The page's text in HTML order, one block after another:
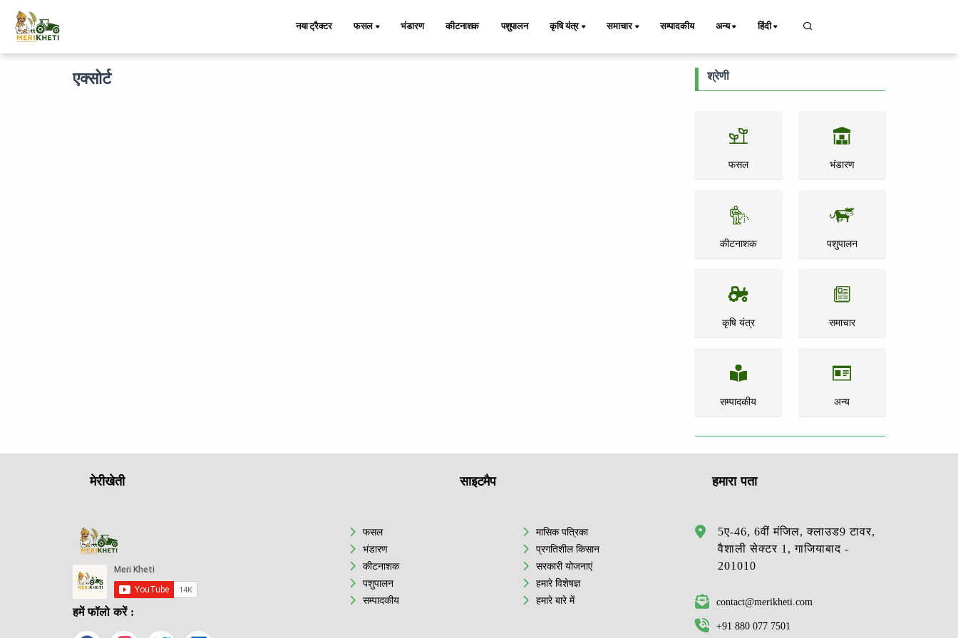
नया ट्रैक्टर फसल भंडारण कीटनाशक पशुपालन कृषि यंत्र समाचार सम्पादकीय अन्य हिंदी
एक्सोर्ट श्रेणी
फसल भंडारण
कीटनाशक पशुपालन
कृषि यंत्र समाचार
सम्पादकीय अन्य
मेरीखेती
हमें फॉलो करें :
साइटमैप
फसल
भंडारण
कीटनाशक
पशुपालन
सम्पादकीय
मासिक पत्रिका
प्रगतिशील किसान
सरकारी योजनाएं
हमारे विशेषज्ञ
हमारे बारे में
हमारा पता
5ए-46, 6वीं मंजिल, क्लाउड9 टावर,
वैशाली सेक्टर 1, गाजियाबाद -
201010
contact@merikheti.com
+91 880 077 7501